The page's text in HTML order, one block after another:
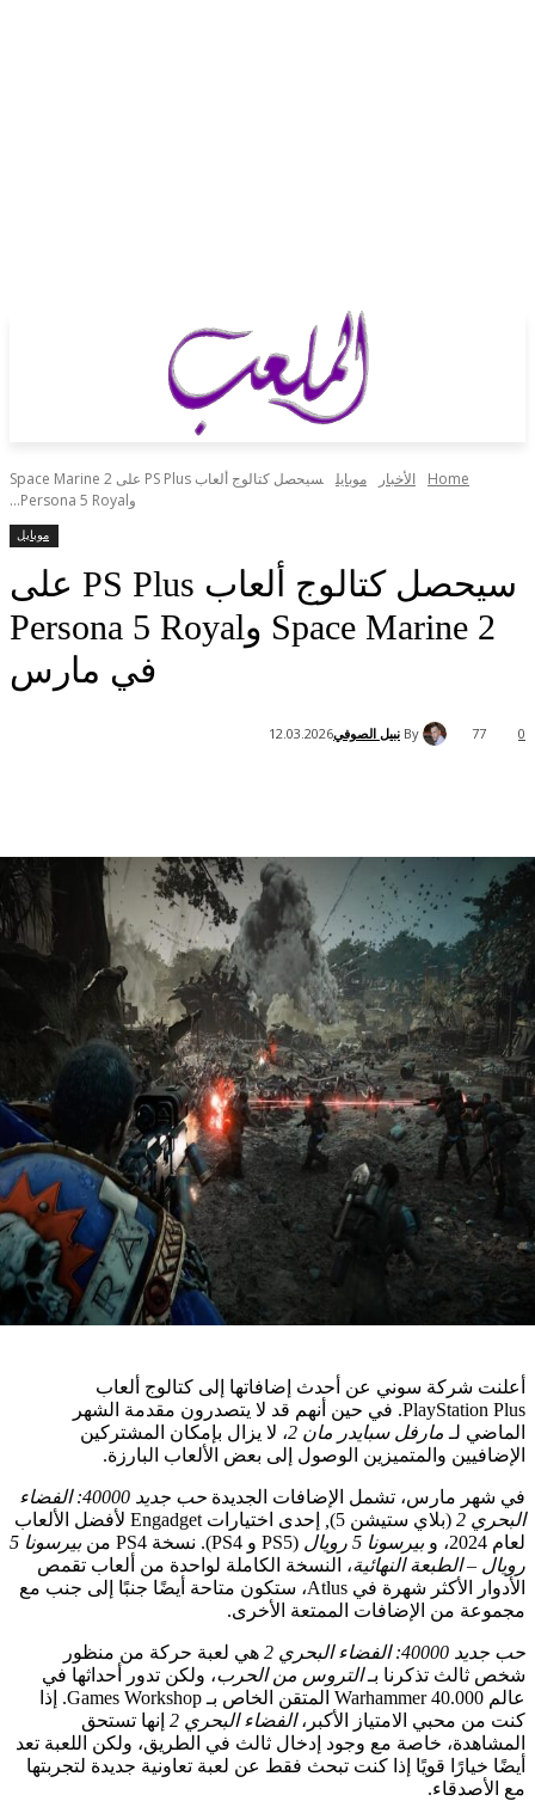
الأخبار موبايل
سيحصل كتالوج ألعاب PS Plus على Space Marine 2
سيحصل كتالوج ألعاب PS Plus على
Space Marine 2 وPersona 5 Royal
في مارس
By نبيل الصوفي12.03.2026
سوني عن أحدث إضافاتها إلى كتالوج ألعاب
PlayStation Plus. في حين أنهم قد لا يتصدرون مقدمة الشهر
لـمارفل سبايدر مان 2 ، لا يزال بإمكان المشتركين
والمتميزين الوصول إلى بعض الألعاب البارزة.
مارس، تشمل الإضافات الجديدة
حب جديد 40000: الفضاء
(بلاي ستيشن 5) ,
إحدى اختيارات Engadget لأفضل الألعاب
بيرسونا 5 رويال
(PS5 و PS4). نسخة PS4 من
بيرسونا 5
الطبعة النهائية، النسخة الكاملة لواحدة من ألعاب تقمص
الأدوار الأكثر شهرة في Atlus، ستكون متاحة أيضًا جنبًا إلى جنب مع
من الإضافات الممتعة الأخرى.
2
هي لعبة حركة من منظور
تذكرنا بـالتروس من الحرب، ولكن تدور أحداثها في
عالم Warhammer 40.000 المتقن الخاص بـ Games Workshop. إذا
الامتياز الأكبر، الفضاء البحري 2
إنها تستحق
خاصة مع وجود إدخال ثالث في الطريق، ولكن اللعبة تعد
قويًا إذا كنت تبحث فقط عن لعبة تعاونية جديدة لتجربتها